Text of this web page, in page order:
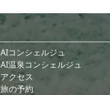
AIコンシェルジュ
AI温泉コンシェルジュ
アクセス
旅の予約